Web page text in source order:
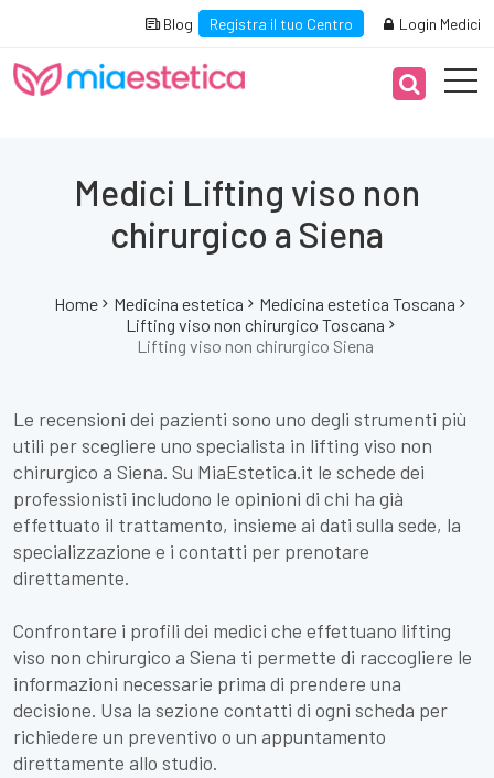
Blog Registra il tuo Centro Login Medici
Medici Lifting viso non
chirurgico a Siena
Home Medicina estetica
Medicina estetica Toscana
Lifting viso non chirurgico Toscana
Lifting viso non chirurgico Siena
Le recensioni dei pazienti sono uno degli strumenti più
utili per scegliere uno specialista in lifting viso non
chirurgico a Siena. Su MiaEstetica.it le schede dei
professionisti includono le opinioni di chi ha già
effettuato il trattamento, insieme ai dati sulla sede, la
specializzazione e i contatti per prenotare
direttamente.
Confrontare i profili dei medici che effettuano lifting
viso non chirurgico a Siena ti permette di raccogliere le
informazioni necessarie prima di prendere una
decisione. Usa la sezione contatti di ogni scheda per
richiedere un preventivo o un appuntamento
direttamente allo studio.